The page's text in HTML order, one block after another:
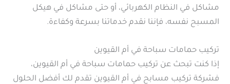
مشاكل في النظام الكهربائي، أو حتى مشاكل في هيكل
المسبح نفسه، فإننا نقدم خدماتنا بسرعة وكفاءة.
تركيب حمامات سباحة في أم القيوين
إذا كنت تبحث عن تركيب حمامات سباحة في أم القيوين،
فشركة تركيب مسابح في أم القيوين تقدم لك أفضل الحلول